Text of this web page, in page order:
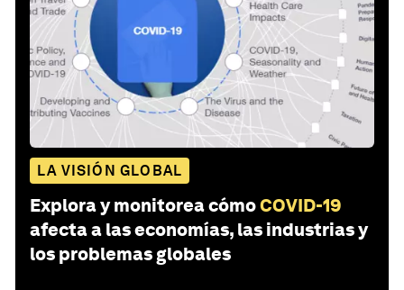
LA VISIÓN GLOBAL
Explora y monitorea cómoCOVID-19
afecta a las economías, las industrias y
los problemas globales